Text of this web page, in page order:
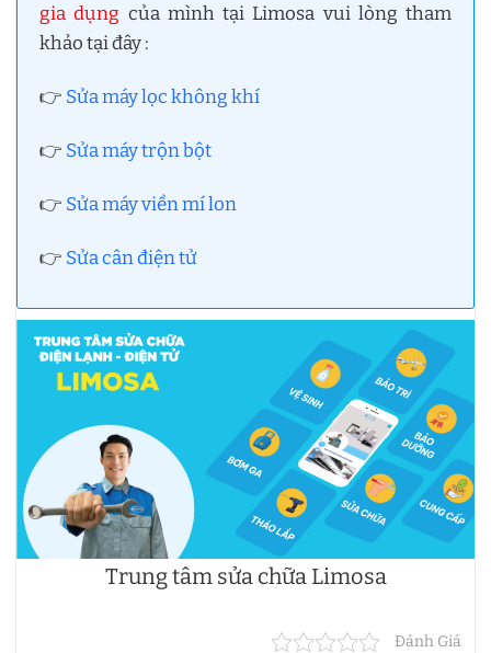
gia dụng của mình tại Limosa vui lòng tham
khảo tại đây :
👉 Sửa máy lọc không khí
👉 Sửa máy trộn bột
👉 Sửa máy viền mí lon
👉 Sửa cân điện tử
Trung tâm sửa chữa Limosa
Đánh Giá